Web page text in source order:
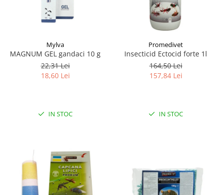
Mylva
MAGNUM GEL gandaci 10 g
22,31 Lei
18,60 Lei
IN STOC
Promedivet
Insecticid Ectocid forte 1l
164,50 Lei
157,84 Lei
IN STOC